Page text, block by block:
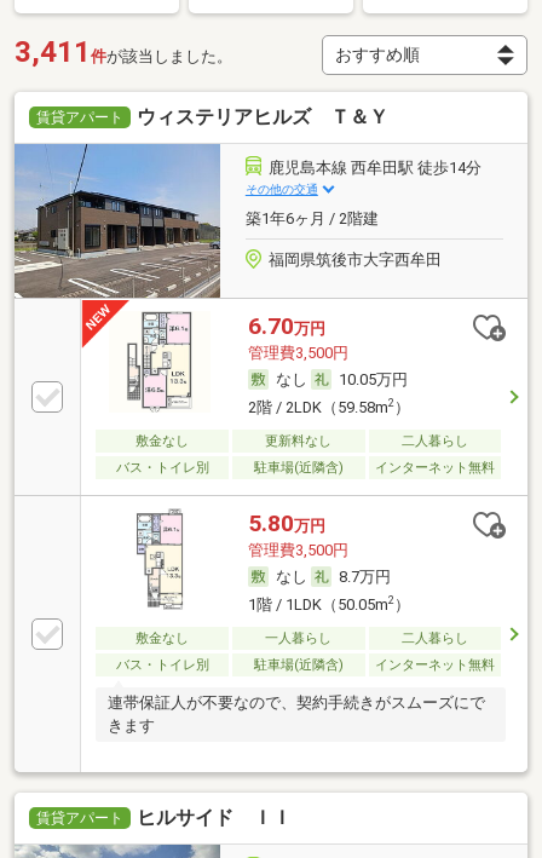
3,411 件が該当しました。
賃貸アパート ウィステリアヒルズ Ｔ＆Ｙ
鹿児島本線 西牟田駅 徒歩14分
その他の交通
築1年6ヶ月 / 2階建
福岡県筑後市大字西牟田
6.70万円
管理費3,500円
なし
10.05万円
2階 / 2LDK（59.58m2）
敷金なし 更新料なし
二人暮らし
バス・トイレ別
駐車場(近隣含) インターネット無料
5.80万円
管理費3,500円
なし
8.7万円
1階 / 1LDK（50.05m2）
敷金なし 一人暮らし
二人暮らし
バス・トイレ別
駐車場(近隣含) インターネット無料
連帯保証人が不要なので、契約手続きがスムーズにで
きます
賃貸アパート ヒルサイド ＩＩ